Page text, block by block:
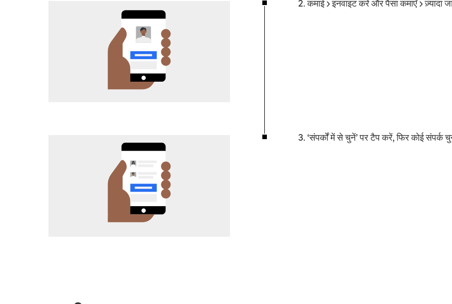
2. कमाई > इनवाइट करें और पैसा कमाएँ > ज़्यादा
3. ‘संपर्कों में से चुनें’ पर टैप करें, फिर कोई संपर्क